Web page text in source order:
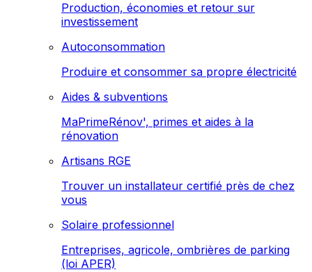
Production, économies et retour sur
investissement
Autoconsommation
Produire et consommer sa propre électricité
Aides & subventions
MaPrimeRénov', primes et aides à la
rénovation
Artisans RGE
Trouver un installateur certifié près de chez
vous
Solaire professionnel
Entreprises, agricole, ombrières de parking
(loi APER)